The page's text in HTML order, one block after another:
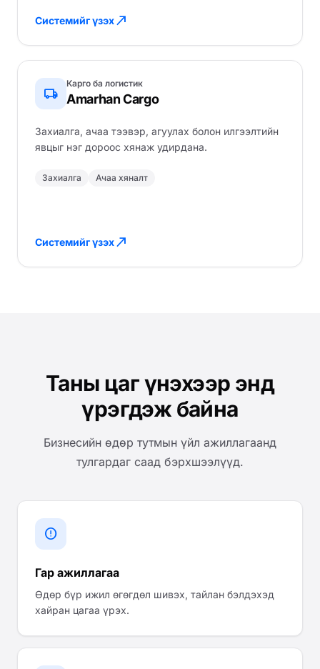
Системийг үзэхnorth_east
local_shipping
Карго ба логистик
Amarhan Cargo
Захиалга, ачаа тээвэр, агуулах болон илгээлтийн
явцыг нэг дороос хянаж удирдана.
Захиалга Ачаа хяналт
Системийг үзэхnorth_east
Таны цаг үнэхээр энд
үрэгдэж байна
Бизнесийн өдөр тутмын үйл ажиллагаанд
тулгардаг саад бэрхшээлүүд.
error
Гар ажиллагаа
Өдөр бүр ижил өгөгдөл шивэх, тайлан бэлдэхэд
хайран цагаа үрэх.